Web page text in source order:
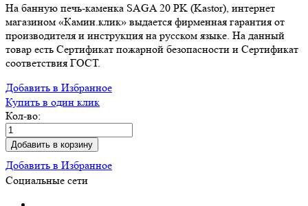
На банную печь-каменка SAGA 20 PK (Kastor), интернет
магазином «Камин.клик» выдается фирменная гарантия от
производителя и инструкция на русском языке. На данный
товар есть Сертификат пожарной безопасности и Сертификат
соответствия ГОСТ.
Добавить в Избранное
Купить в один клик
Кол-во:
Добавить в корзину
Добавить в Избранное
Социальные сети